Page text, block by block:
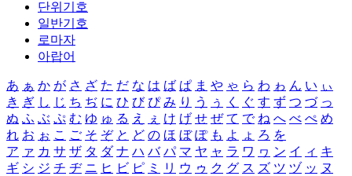
단위기호
일반기호
로마자
아랍어
あ ぁ か が さ ざ た だ な は ば ぱ ま や ゃ ら わ ゎ ん い ぃ
き ぎ し じ ち ぢ に ひ び ぴ み り う ぅ く ぐ す ず つ づ っ
ぬ ふ ぶ ぷ む ゆ ゅ る え ぇ け げ せ ぜ て で ね へ べ ぺ め
れ お ぉ こ ご そ ぞ と ど の ほ ぼ ぽ も よ ょ ろ を
ア ァ カ サ ザ タ ダ ナ ハ バ パ マ ヤ ャ ラ ワ ヮ ン イ ィ キ
ギ シ ジ チ ヂ ニ ヒ ビ ピ ミ リ ウ ゥ ク グ ス ズ ツ ヅ ッ ヌ